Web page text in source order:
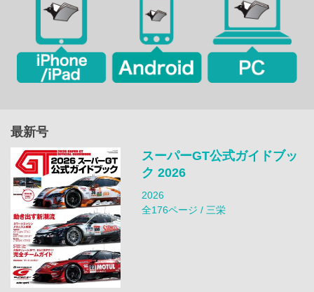
最新号
スーパーGT公式ガイドブッ
ク 2026
2026
全176ページ / 三栄